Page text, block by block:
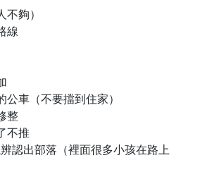
夠）
線
公車（不要擋到住家）
整
不推
認出部落（裡面很多小孩在路上